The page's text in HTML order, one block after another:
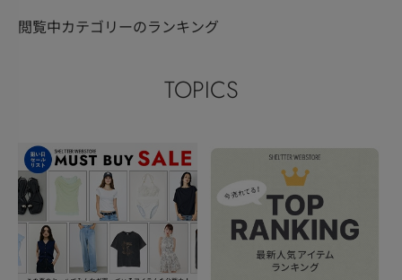
閲覧中カテゴリーのランキング
TOPICS